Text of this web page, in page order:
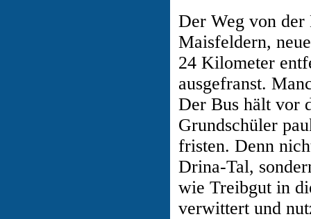
Der Weg von der
Maisfeldern,
24 Kilometer
ausgefranst.
Der Bus hält vor
Grundschüler
fristen. Denn
Drina-Tal,
wie Treibgut in
verwittert und